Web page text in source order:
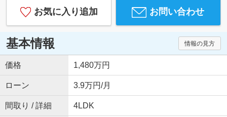
お気に入り追加 お問い合わせ
基本情報 情報の見方
価格 1,480万円
ローン 3.9万円/月
間取り / 詳細 4LDK